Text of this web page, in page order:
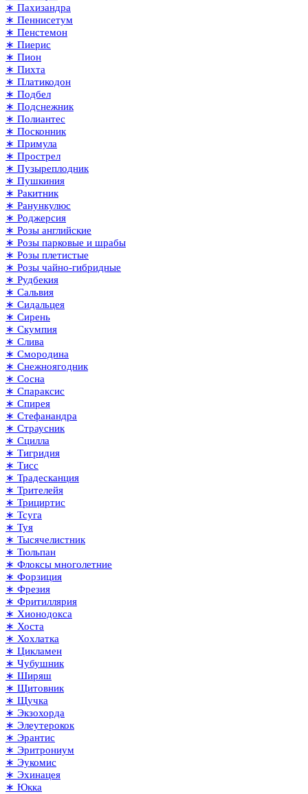
∗ Пахизандра
∗ Пеннисетум
∗ Пенстемон
∗ Пиерис
∗ Пион
∗ Пихта
∗ Платикодон
∗ Подбел
∗ Подснежник
∗ Полиантес
∗ Посконник
∗ Примула
∗ Прострел
∗ Пузыреплодник
∗ Пушкиния
∗ Ракитник
∗ Ранункулюс
∗ Роджерсия
∗ Розы английские
∗ Розы парковые и шрабы
∗ Розы плетистые
∗ Розы чайно-гибридные
∗ Рудбекия
∗ Сальвия
∗ Сидальцея
∗ Сирень
∗ Скумпия
∗ Слива
∗ Смородина
∗ Снежноягодник
∗ Сосна
∗ Спараксис
∗ Спирея
∗ Стефанандра
∗ Страусник
∗ Сцилла
∗ Тигридия
∗ Тисс
∗ Традесканция
∗ Трителейя
∗ Трициртис
∗ Тсуга
∗ Туя
∗ Тысячелистник
∗ Тюльпан
∗ Флоксы многолетние
∗ Форзиция
∗ Фрезия
∗ Фритиллярия
∗ Хионодокса
∗ Хоста
∗ Хохлатка
∗ Цикламен
∗ Чубушник
∗ Ширяш
∗ Щитовник
∗ Щучка
∗ Экзохорда
∗ Элеутерокок
∗ Эрантис
∗ Эритрониум
∗ Эукомис
∗ Эхинацея
∗ Юкка